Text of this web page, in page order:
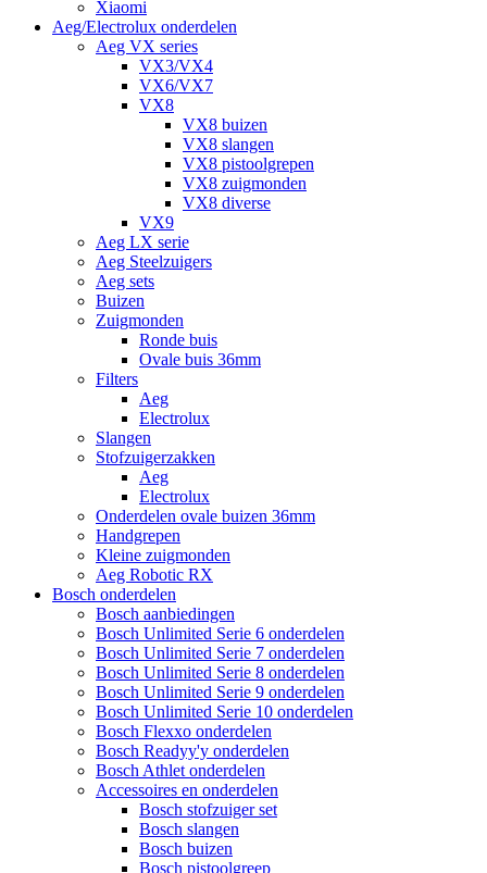
Xiaomi
Aeg/Electrolux onderdelen
Aeg VX series
VX3/VX4
VX6/VX7
VX8
VX8 buizen
VX8 slangen
VX8 pistoolgrepen
VX8 zuigmonden
VX8 diverse
VX9
Aeg LX serie
Aeg Steelzuigers
Aeg sets
Buizen
Zuigmonden
Ronde buis
Ovale buis 36mm
Filters
Aeg
Electrolux
Slangen
Stofzuigerzakken
Aeg
Electrolux
Onderdelen ovale buizen 36mm
Handgrepen
Kleine zuigmonden
Aeg Robotic RX
Bosch onderdelen
Bosch aanbiedingen
Bosch Unlimited Serie 6 onderdelen
Bosch Unlimited Serie 7 onderdelen
Bosch Unlimited Serie 8 onderdelen
Bosch Unlimited Serie 9 onderdelen
Bosch Unlimited Serie 10 onderdelen
Bosch Flexxo onderdelen
Bosch Readyy'y onderdelen
Bosch Athlet onderdelen
Accessoires en onderdelen
Bosch stofzuiger set
Bosch slangen
Bosch buizen
Bosch pistoolgreep